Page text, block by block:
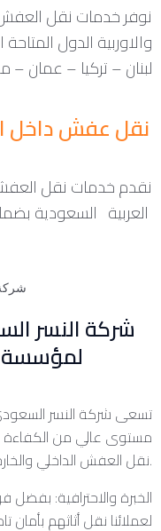
نوفر خدمات نقل العفش
والاوربية الدول
لبنان – تركيا – عمان –
نقل عفش داخل
نقدم خدمات نقل
شركة النسر
لمؤسسة
تسعى شركة النسر
مستوى عالي من الكفاءة
نقل العفش الداخلي والخارجي في المملكة العربية السعودية.
الخبرة والاحترافية:
لعملائنا نقل أثاثهم